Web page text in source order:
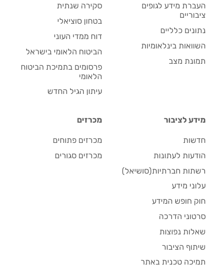
העברת מידע לגופים
ציבוריים
נתונים כלליים
השוואות בינלאומיות
תמונת מצב
סקירה שנתית
בטחון סוציאלי
דוח ממדי העוני
הביטוח הלאומי בישראל
פרסומים בתמיכת הביטוח
הלאומי
עיתון הגיל החדש
מידע לציבור
חדשות
הודעות לעתונות
רשתות חברתיות(סושיאל)
עלוני מידע
חוק חופש המידע
סרטוני הדרכה
שאלות נפוצות
שיתוף הציבור
תמיכה טכנית באתר
מכרזים
מכרזים פתוחים
מכרזים סגורים